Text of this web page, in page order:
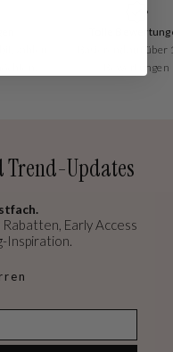
Tolle
Basierend auf über
Bewertungen
Trend-Updates
Early Access
Inspiration.